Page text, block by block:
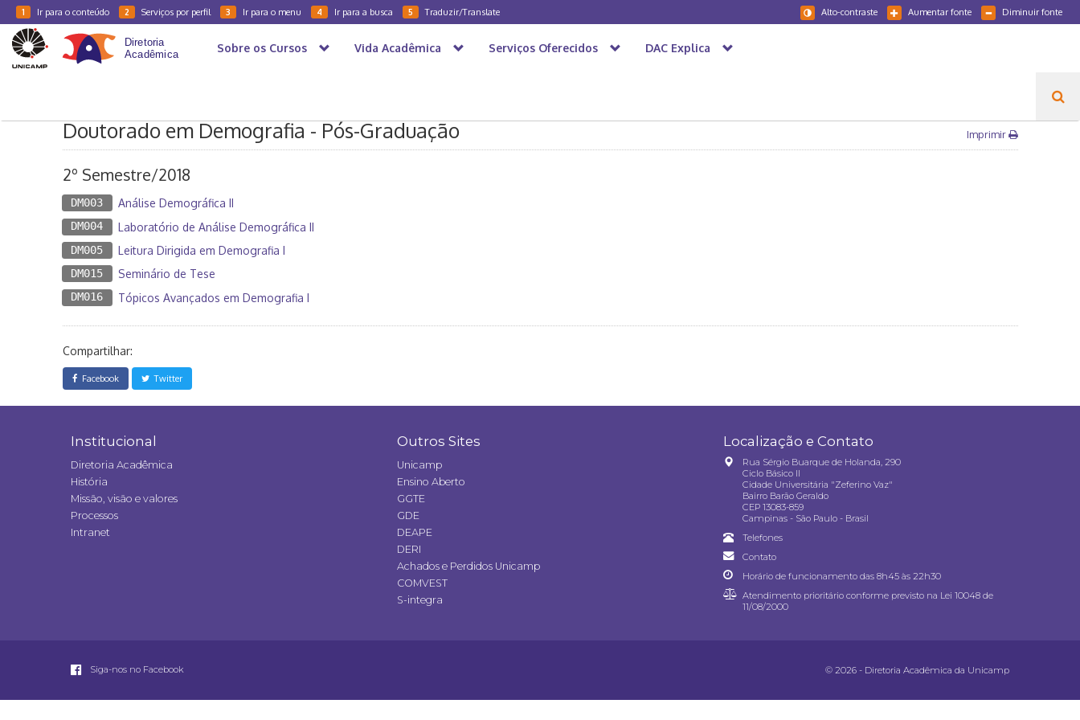
1 Ir para o conteúdo 2 Serviços por perfil 3 Ir para o menu 4 Ir para a busca 5 Traduzir/Translate Diminuir fonte
Aumentar fonte
Alto-contraste
Sobre os Cursos Vida Acadêmica Serviços Oferecidos DAC Explica
Doutorado em Demografia - Pós-Graduação Imprimir
2º Semestre/2018
DM003 Análise Demográfica II
DM004 Laboratório de Análise Demográfica II
DM005 Leitura Dirigida em Demografia I
DM015 Seminário de Tese
DM016 Tópicos Avançados em Demografia I
Compartilhar:
Facebook Twitter
Institucional
Diretoria Acadêmica
História
Missão, visão e valores
Processos
Intranet
Outros Sites
Unicamp
Ensino Aberto
GGTE
GDE
DEAPE
DERI
Achados e Perdidos Unicamp
COMVEST
S-integra
Localização e Contato
Rua Sérgio Buarque de Holanda, 290
Ciclo Básico II
Cidade Universitária "Zeferino Vaz"
Bairro Barão Geraldo
CEP 13083-859
Campinas - São Paulo - Brasil
Telefones
Contato
Horário de funcionamento das 8h45 às 22h30
Atendimento prioritário conforme previsto na Lei 10048 de
11/08/2000
Siga-nos no Facebook © 2026 - Diretoria Acadêmica da Unicamp